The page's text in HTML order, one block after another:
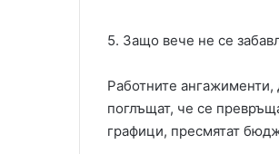
5. Защо вече не се
Работните
поглъщат, че се
графици, пресмятат